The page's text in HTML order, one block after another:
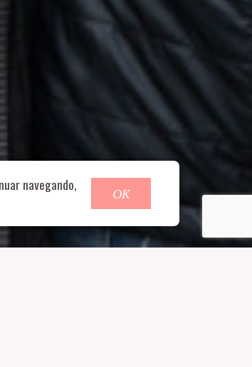
navegando,
OK